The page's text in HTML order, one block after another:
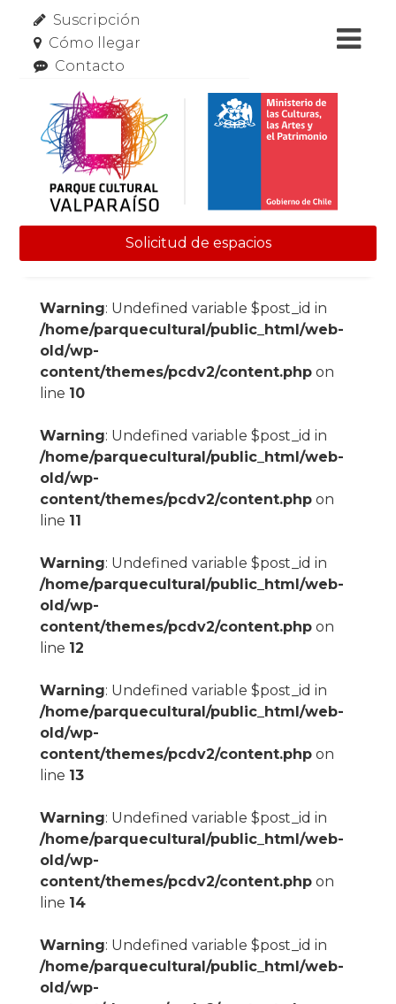
Suscripción
Cómo llegar
Contacto
Solicitud de espacios
Warning: Undefined variable $post_id in
/home/parquecultural/public_html/web-
old/wp-
content/themes/pcdv2/content.phpon
line 10
Warning: Undefined variable $post_id in
/home/parquecultural/public_html/web-
old/wp-
content/themes/pcdv2/content.phpon
line 11
Warning: Undefined variable $post_id in
/home/parquecultural/public_html/web-
old/wp-
content/themes/pcdv2/content.phpon
line 12
Warning: Undefined variable $post_id in
/home/parquecultural/public_html/web-
old/wp-
content/themes/pcdv2/content.phpon
line 13
Warning: Undefined variable $post_id in
/home/parquecultural/public_html/web-
old/wp-
content/themes/pcdv2/content.phpon
line 14
Warning: Undefined variable $post_id in
/home/parquecultural/public_html/web-
old/wp-